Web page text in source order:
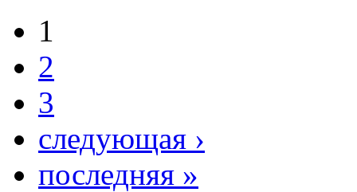
1
2
3
следующая ›
последняя »